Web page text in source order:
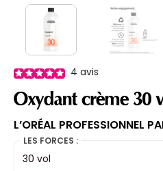
4 avis
Oxydant crème 30
L’ORÉAL PROFESSIONNEL
LES FORCES :
30 vol